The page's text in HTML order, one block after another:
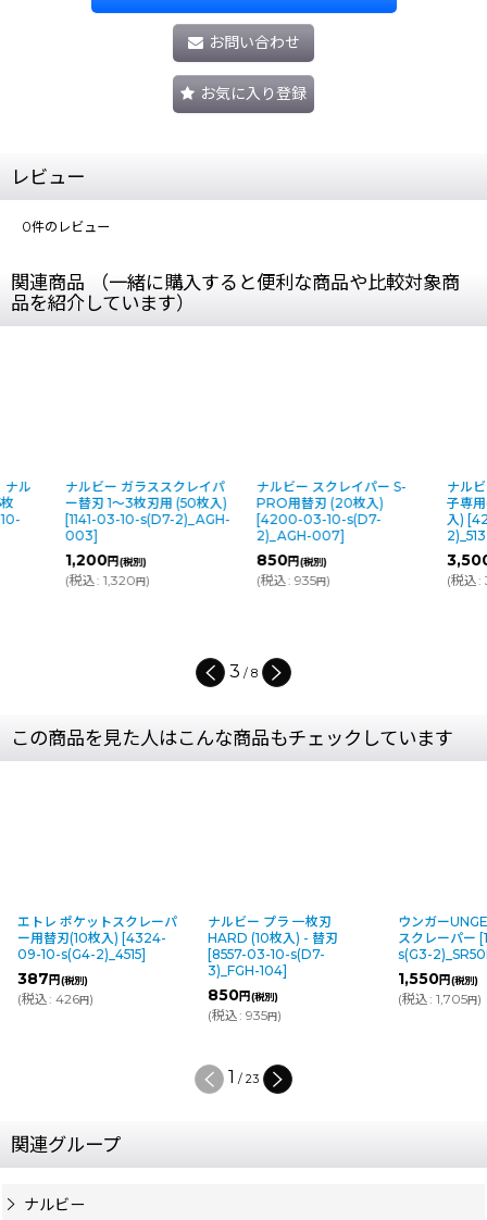
お問い合わせ
お気に入り登録
レビュー
0件のレビュー
関連商品 （一緒に購入すると便利な商品や比較対象商
品を紹介しています）
ナルビー ガラススクレイパ
ー替刃 1〜3枚刃用 (50枚入)
[
1141-03-10-s(D7-2)_AGH-
(税別)
1,320円)
ナルビー スクレイパー S-
PRO用替刃 (20枚入)
[4200-03-10-s(D7-
2)_AGH-007]
(税別)
935円)
ナルビー 熱反
子専用(上級
4203-
2)_5132-1]
円(税別)
3,850円 )
3 / 8
この商品を見た人はこんな商品もチェックしています
エトレ ポケットスクレーパ
ー用替刃(10枚入) [4324-
09-10-s(G4-2)_4515]
387 円(税別)
(税込: 426円)
ナルビー プラ 一枚刃
HARD (10枚入) - 替刃
[8557-03-10-s(D7-
3)_FGH-104]
850円(税別)
(税込: 935円)
ウンガー
スクレーパー [
s(G3-
1,550円(税別)
(税込: 1,705円)
1 / 23
関連グループ
ナルビー